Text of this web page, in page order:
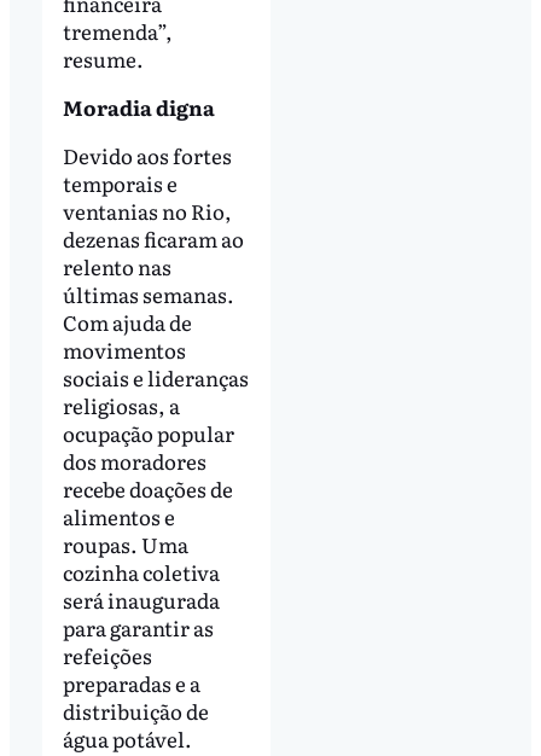
tremenda”,
resume.
Moradia digna
Devido aos fortes
temporais e
ventanias no Rio,
dezenas ficaram ao
relento nas
últimas semanas.
Com ajuda de
movimentos
sociais e lideranças
religiosas, a
ocupação popular
dos moradores
recebe doações de
alimentos e
roupas. Uma
cozinha coletiva
será inaugurada
para garantir as
refeições
preparadas e a
distribuição de
água potável.